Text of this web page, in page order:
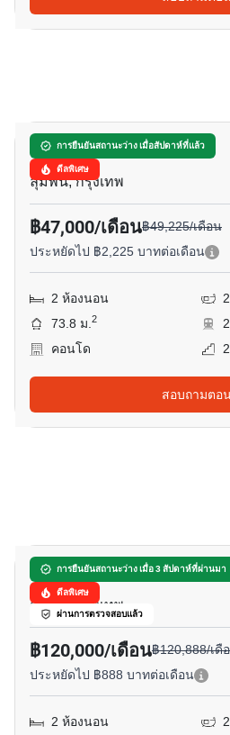
การยืนยันสถานะว่าง เมื่อสัปดาห์ที่แล้ว
ดีลพิเศษ
คลาส หลังสวน
ลุมพินี, กรุงเทพ
฿47,000/เดือน฿49,225/เดือน
ประหยัดไป ฿2,225 บาทต่อเดือน
2 ห้องนอน
73.8 ม.2
คอนโด
2
สอบถามตอ
การยืนยันสถานะว่าง เมื่อ 3 สัปดาห์ที่ผ่านมา
ดีลพิเศษ
ผ่านการตรวจสอบแล้ว
โรงแรม หรรษา
ลุมพินี, กรุงเทพ
฿120,000/เดือน฿120,888/เดื
ประหยัดไป ฿888 บาทต่อเดือน
2 ห้องนอน